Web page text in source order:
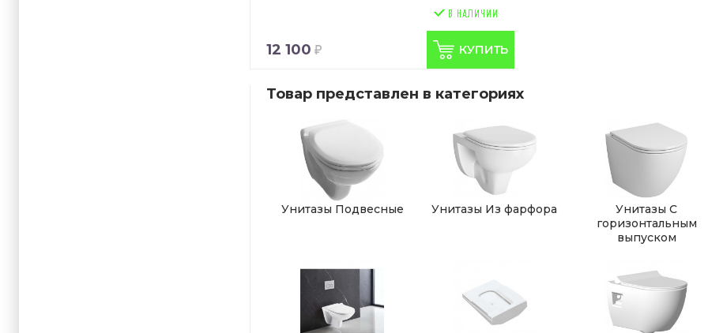
12 100
Товар представлен в категориях
Унитазы Подвесные Унитазы Из фарфора
Унитазы С
горизонтальным
выпуском